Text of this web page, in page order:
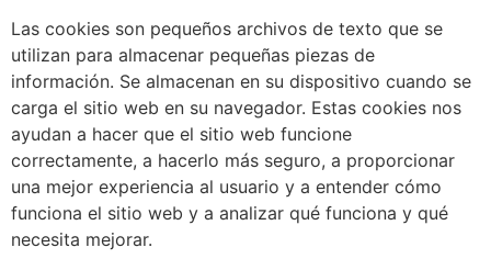
Las cookies son pequeños archivos de texto que se
utilizan para almacenar pequeñas piezas de
información. Se almacenan en su dispositivo cuando se
carga el sitio web en su navegador. Estas cookies nos
ayudan a hacer que el sitio web funcione
correctamente, a hacerlo más seguro, a proporcionar
una mejor experiencia al usuario y a entender cómo
funciona el sitio web y a analizar qué funciona y qué
necesita mejorar.